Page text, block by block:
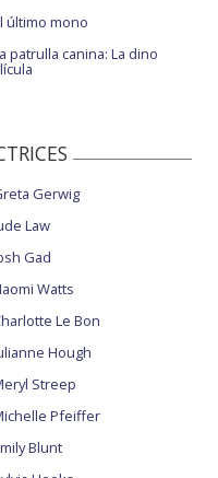
último mono
patrulla canina: La dino
Gerwig
Law
Gad
Watts
Le Bon
Hough
Streep
Pfeiffer
Blunt